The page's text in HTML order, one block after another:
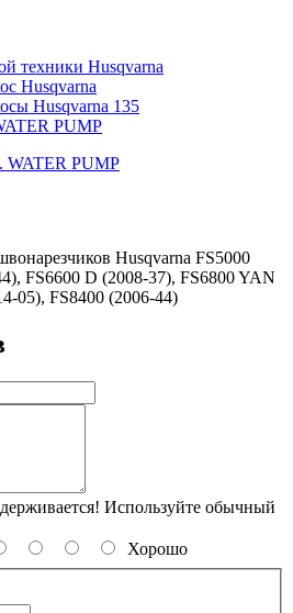
техники Husqvarna
Husqvarna
Husqvarna 135
PUMP
Husqvarna FS5000
FS6600 D (2008-37), FS6800 YAN
05), FS8400 (2006-44)
Используйте обычный
Хорошо